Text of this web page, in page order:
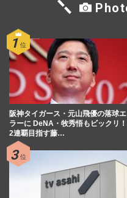
阪神タイガース・元山飛優の落球エ
ラーに DeNA・牧秀悟もビックリ！
2連覇目指す藤…